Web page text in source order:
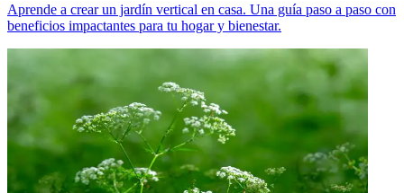
Aprende a crear un jardín vertical en casa. Una guía paso a paso con
beneficios impactantes para tu hogar y bienestar.